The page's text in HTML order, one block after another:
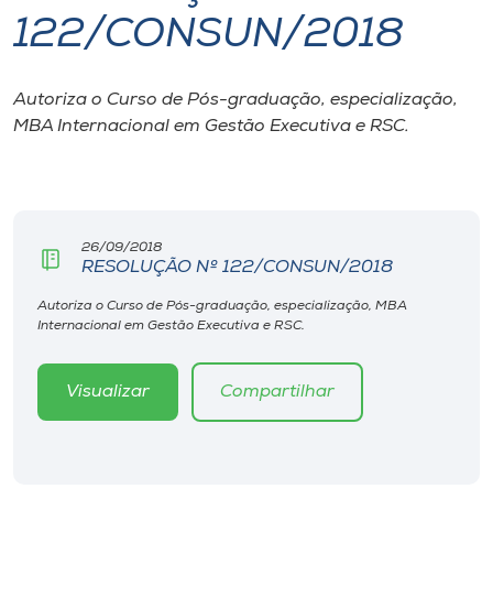
I.nova
Diplomados
CPA
Biblioteca
Editora
122/CONSUN/2018
Autoriza o Curso de Pós-graduação, especialização,
MBA Internacional em Gestão Executiva e RSC.
26/09/2018
RESOLUÇÃO Nº 122/CONSUN/2018
Autoriza o Curso de Pós-graduação, especialização, MBA
Internacional em Gestão Executiva e RSC.
Visualizar Compartilhar